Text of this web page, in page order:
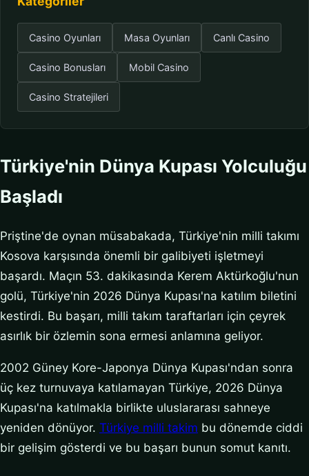
Casino Oyunları Masa Oyunları Canlı Casino
Casino Bonusları Mobil Casino
Casino Stratejileri
Türkiye'nin Dünya Kupası Yolculuğu
Başladı
Priştine'de oynan müsabakada, Türkiye'nin milli takımı
Kosova karşısında önemli bir galibiyeti işletmeyi
başardı. Maçın 53. dakikasında Kerem Aktürkoğlu'nun
golü, Türkiye'nin 2026 Dünya Kupası'na katılım biletini
kestirdi. Bu başarı, milli takım taraftarları için çeyrek
asırlık bir özlemin sona ermesi anlamına geliyor.
2002 Güney Kore-Japonya Dünya Kupası'ndan sonra
üç kez turnuvaya katılamayan Türkiye, 2026 Dünya
Kupası'na katılmakla birlikte uluslararası sahneye
yeniden dönüyor. Türkiye milli takim bu dönemde ciddi
bir gelişim gösterdi ve bu başarı bunun somut kanıtı.